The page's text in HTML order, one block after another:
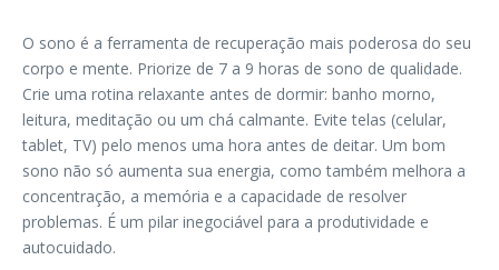
O sono é a ferramenta de recuperação mais poderosa do seu
corpo e mente. Priorize de 7 a 9 horas de sono de qualidade.
Crie uma rotina relaxante antes de dormir: banho morno,
leitura, meditação ou um chá calmante. Evite telas (celular,
tablet, TV) pelo menos uma hora antes de deitar. Um bom
sono não só aumenta sua energia, como também melhora a
concentração, a memória e a capacidade de resolver
problemas. É um pilar inegociável para a produtividade e
autocuidado.